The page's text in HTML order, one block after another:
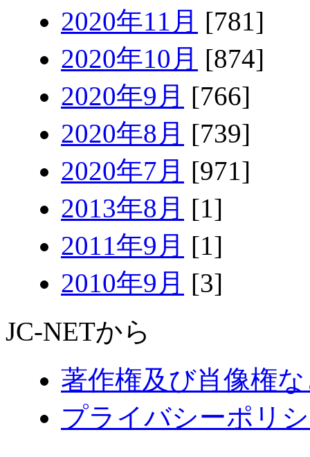
2020年11月 [781]
2020年10月 [874]
2020年9月 [766]
2020年8月 [739]
2020年7月 [971]
2013年8月 [1]
2011年9月 [1]
2010年9月 [3]
JC-NETから
著作権及び肖像権
プライバシーポリ